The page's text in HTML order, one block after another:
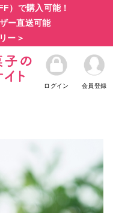
）で購入可能！
ー直送可能
ー＞
ログイン 会員登録